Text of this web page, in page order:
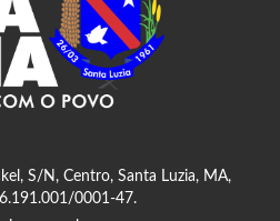
S/N, Centro, Santa Luzia, MA,
0001-47.